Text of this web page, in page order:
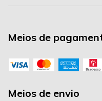
Meios de
Meios de envio